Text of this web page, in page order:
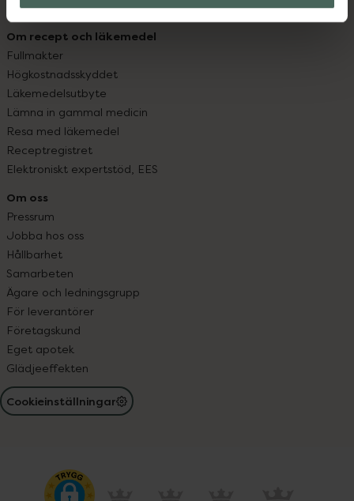
Köpvillkor
Om recept och läkemedel
Fullmakter
Högkostnadsskyddet
Läkemedelsutbyte
Lämna in gammal medicin
Resa med läkemedel
Receptregistret
Elektroniskt expertstöd, EES
Om oss
Pressrum
Jobba hos oss
Hållbarhet
Samarbeten
Ägare och ledningsgrupp
För leverantörer
Företagskund
Eget apotek
Glädjeeffekten
Cookieinställningar